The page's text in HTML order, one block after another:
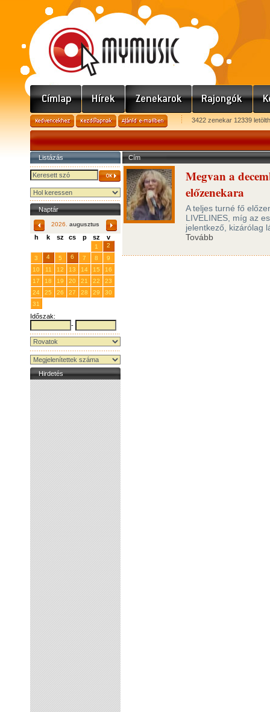
3422 zenekar 12339
Listázás
Naptár
2026. augusztus
h k sz cs p sz v
1
2
3
4 5 6 7 8
9
10
11 12 13 14 15
16
17
18 19 20 21 22
23
24
25 26 27 28 29
30
31
Időszak:
-
Hirdetés
Cím
Megvan a
előzenekara
A teljes turné fő
LIVELINES, míg az
jelentkező, kizárólag
Tovább